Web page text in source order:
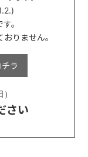
。
りません。
チラ
さい